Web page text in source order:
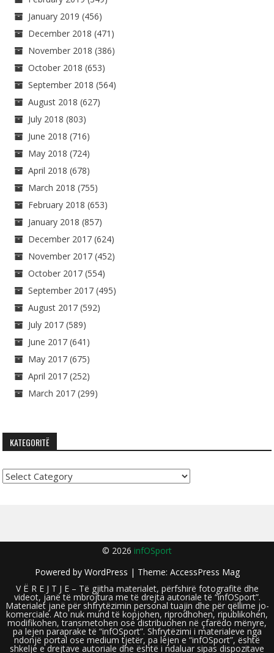
January 2019 (456)
December 2018 (471)
November 2018 (386)
October 2018 (653)
September 2018 (564)
August 2018 (627)
July 2018 (803)
June 2018 (716)
May 2018 (724)
April 2018 (678)
March 2018 (755)
February 2018 (653)
January 2018 (857)
December 2017 (624)
November 2017 (452)
October 2017 (554)
September 2017 (495)
August 2017 (592)
July 2017 (589)
June 2017 (641)
May 2017 (675)
April 2017 (252)
March 2017 (299)
KATEGORITË
Kategoritë
© 2026 infOSport
Powered by WordPress | Theme: AccessPress Mag
V Ë R E J T J E – Të gjitha materialet, përfshirë fotografitë dhe
videot, janë të mbrojtura me të drejta autoriale të “infOSport”.
Materialet janë për shfrytëzimin personal tuajin dhe për qëllime jo-
komerciale. Ato nuk mund të kopjohen, riprodhohen, ripublikohen,
modifikohen, transmetohen ose distribuohen në çfarëdo mënyre,
pa lejen paraprake të “infOSport”. Shfrytëzimi i materialeve nga
ndonjë portal ose medium tjetër, pa lejen e “infOSport”, është
shkelje e drejtave autoriale dhe është i ndaluar sipas dispozitave